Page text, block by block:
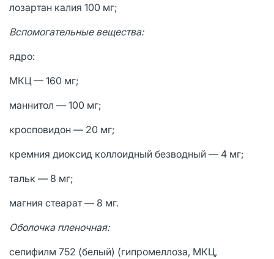
лозартан калия 100 мг;
Вспомогательные вещества:
ядро:
МКЦ — 160 мг;
маннитол — 100 мг;
кросповидон — 20 мг;
кремния диоксид коллоидный безводный — 4 мг;
тальк — 8 мг;
магния стеарат — 8 мг.
Оболочка пленочная:
сепифилм 752 (белый) (гипромеллоза, МКЦ,